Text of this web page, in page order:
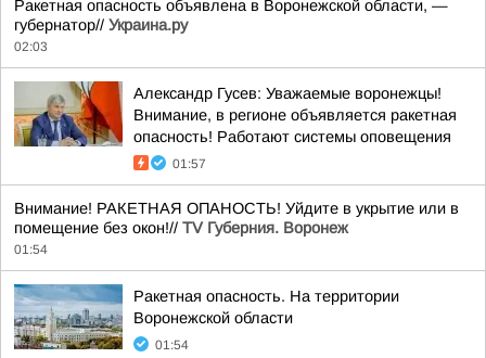
Ракетная опасность объявлена в Воронежской области, —
губернатор// Украина.ру
02:03
Александр Гусев: Уважаемые воронежцы!
Внимание, в регионе объявляется ракетная
опасность! Работают системы оповещения
01:57
Внимание! РАКЕТНАЯ ОПАНОСТЬ! Уйдите в укрытие или в
помещение без окон!// TV Губерния. Воронеж
01:54
Ракетная опасность. На территории
Воронежской области
01:54